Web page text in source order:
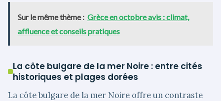
Sur le même thème : Grèce en octobre avis : climat,
affluence et conseils pratiques
La côte bulgare de la mer Noire : entre cités
historiques et plages dorées
La côte bulgare de la mer Noire offre un contraste